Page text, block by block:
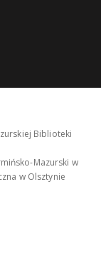
Biblioteki
Mazurski w
w Olsztynie